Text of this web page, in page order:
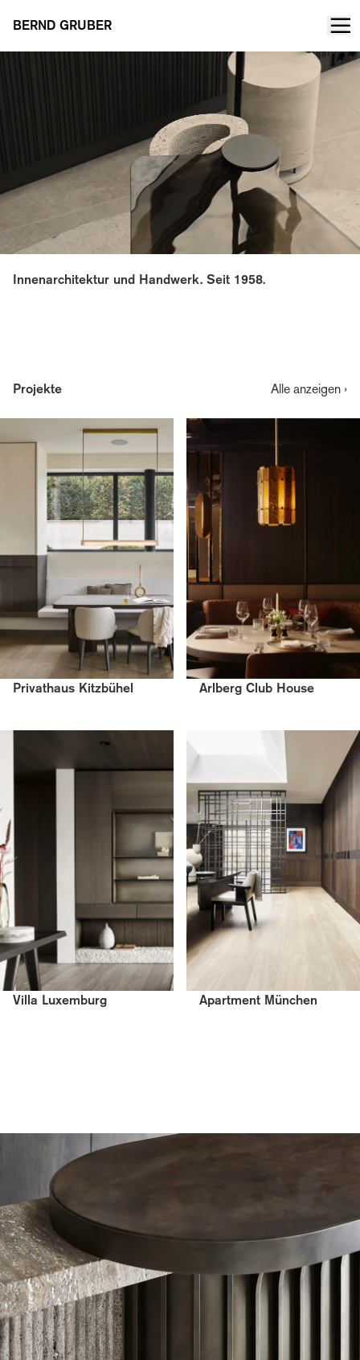
BERND GRUBER
Innenarchitektur und Handwerk. Seit 1958.
Projekte Alle anzeigen ›
Privathaus Kitzbühel Arlberg Club House
Villa Luxemburg Apartment München